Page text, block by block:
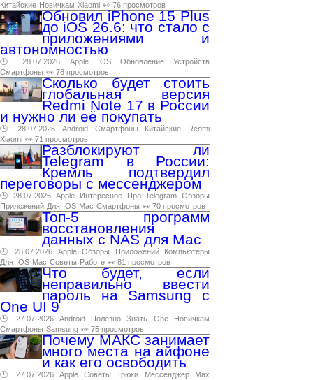
Китайские Новичкам Xiaomi 👀 76 просмотров
Обновил iPhone 15 Plus
до iOS 26.6: что стало с
приложениями и
автономностью
🕑 28.07.2026 Apple IOS Обновление
Устройств
Смартфоны 👀 78 просмотров
Сколько будет стоить
глобальная версия
Redmi Note 17 в России
и нужно ли её покупать
🕑 28.07.2026 Android Смартфоны Китайские
Redmi
Xiaomi 👀 71 просмотров
Разблокируют ли
Telegram в России:
Кремль подтвердил
переговоры с мессенджером
🕑 28.07.2026 Apple Интересное Про Telegram Обзоры
Приложений Для IOS Mac Смартфоны 👀 70 просмотров
Топ-5 программ
восстановления
данных с NAS для Mac
🕑 28.07.2026 Apple Обзоры Приложений
Компьютеры
Для IOS Mac Советы Работе 👀 81 просмотров
Что будет, если
неправильно ввести
пароль на Samsung с
One UI 9
🕑 27.07.2026 Android Полезно Знать One
Новичкам
Смартфоны Samsung 👀 75 просмотров
Почему МАКС занимает
много места на айфоне
и как его освободить
🕑 27.07.2026 Apple Советы Трюки Мессенджер
Max